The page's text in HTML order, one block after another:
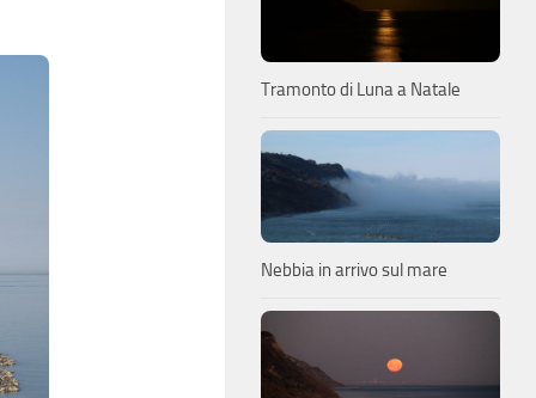
Tramonto di Luna a Natale
Nebbia in arrivo sul mare